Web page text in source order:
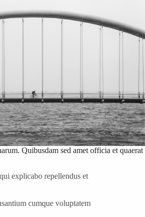
Quibusdam sed amet officia et quaerat
explicabo repellendus et
cumque voluptatem